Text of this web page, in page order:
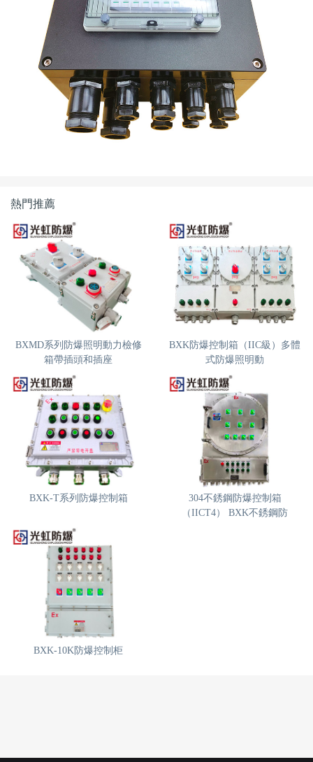
熱門推薦
BXMD系列防爆照明動力檢修
箱帶插頭和插座
BXK防爆控制箱（IIC級）多體
式防爆照明動
BXK-T系列防爆控制箱
304不銹鋼防爆控制箱
（IICT4） BXK不銹鋼防
BXK-10K防爆控制柜